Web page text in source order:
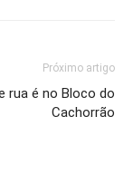
Próximo artigo
rua é no Bloco do
Cachorrão